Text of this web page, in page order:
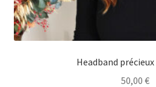
Headband
50,00 €